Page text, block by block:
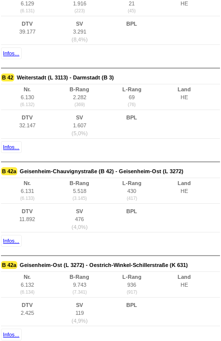
6.129
(6.131)
1.916
(223)
21
(45)
HE
DTV
39.177
SV
3.291
(8,4%)
BPL
Infos...
B 42 Weiterstadt (L 3113) - Darmstadt (B 3)
Nr.
6.130
(6.132)
B-Rang
2.282
(369)
L-Rang
69
(76)
Land
HE
DTV
32.147
SV
1.607
(5,0%)
BPL
Infos...
B 42a Geisenheim-Chauvignystraße (B 42) - Geisenheim-Ost (L 3272)
Nr.
6.131
(6.133)
B-Rang
5.518
(3.145)
L-Rang
430
(417)
Land
HE
DTV
11.892
SV
476
(4,0%)
BPL
Infos...
B 42a Geisenheim-Ost (L 3272) - Oestrich-Winkel-Schillerstraße (K 631)
Nr.
6.132
(6.134)
B-Rang
9.743
(7.341)
L-Rang
936
(917)
Land
HE
DTV
2.425
SV
119
(4,9%)
BPL
Infos...